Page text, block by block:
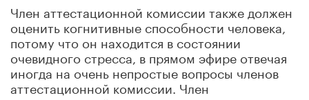
Член аттестационной комиссии также должен
оценить когнитивные способности человека,
потому что он находится в состоянии
очевидного стресса, в прямом эфире отвечая
иногда на очень непростые вопросы членов
аттестационной комиссии. Член